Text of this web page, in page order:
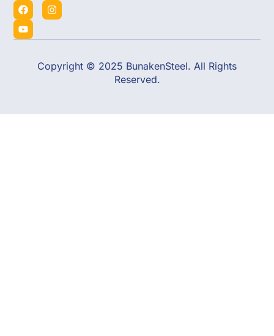
Copyright © 2025 BunakenSteel. All Rights
Reserved.